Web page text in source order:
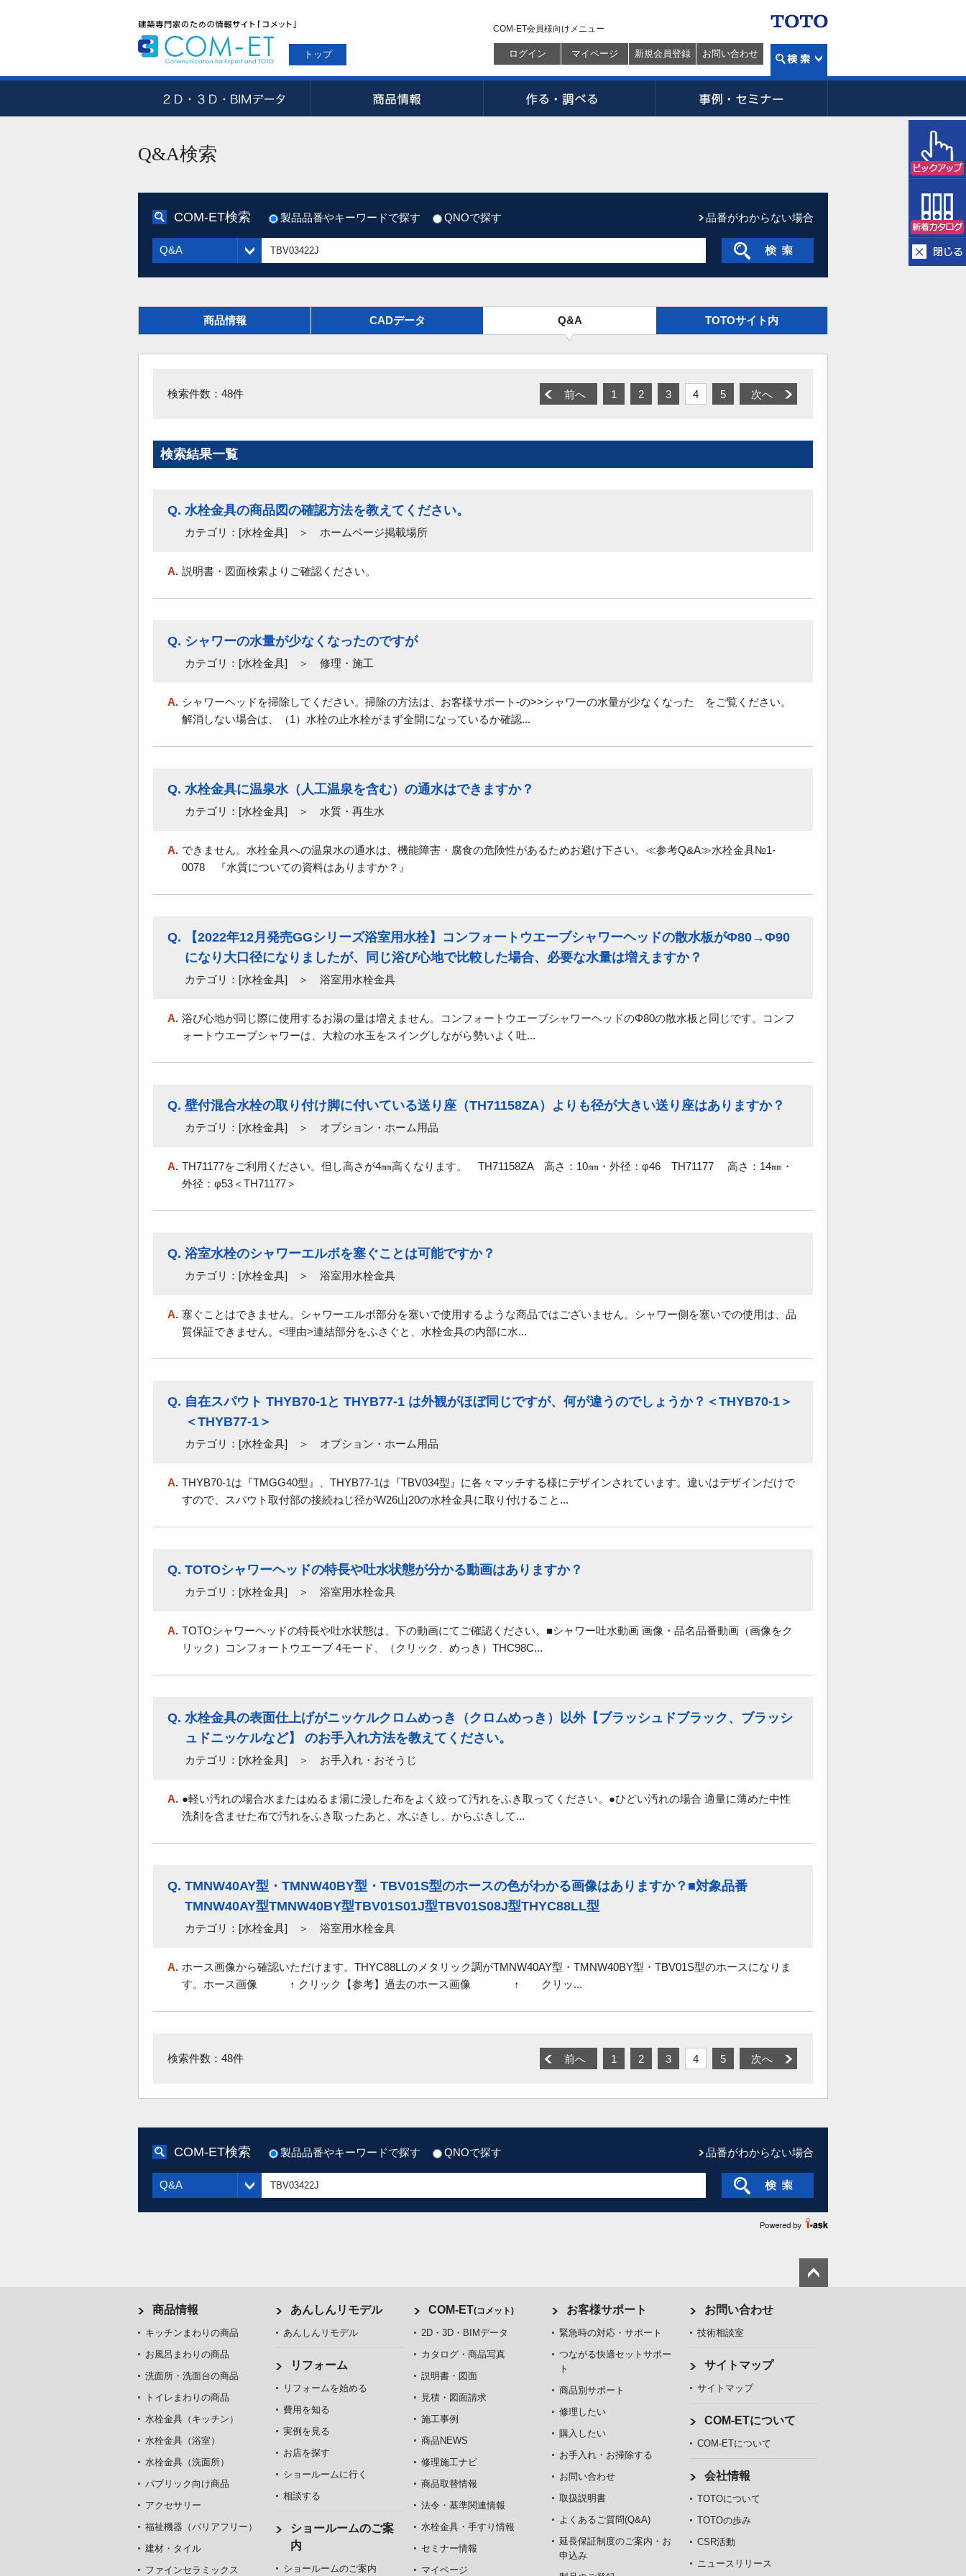
トップ
COM-ET会員様向けメニュー
ログイン マイページ 新規会員登録 お問い合わせ
Q&A検索
COM-ET検索 製品品番やキーワードで探す QNOで探す 品番がわからない場合
Q&A
商品情報 CADデータ Q&A TOTOサイト内
検索件数：48件 前へ 1 2 3 4 5 次へ
検索結果一覧
Q. 水栓金具の商品図の確認方法を教えてください。
カテゴリ：[水栓金具] ＞ ホームページ掲載場所
A. 説明書・図面検索よりご確認ください。
Q. シャワーの水量が少なくなったのですが
カテゴリ：[水栓金具] ＞ 修理・施工
A. シャワーヘッドを掃除してください。掃除の方法は、お客様サポート-の>>シャワーの水量が少なくなった をご覧ください。
解消しない場合は、（1）水栓の止水栓がまず全開になっているか確認...
Q. 水栓金具に温泉水（人工温泉を含む）の通水はできますか？
カテゴリ：[水栓金具] ＞ 水質・再生水
A. できません。水栓金具への温泉水の通水は、機能障害・腐食の危険性があるためお避け下さい。≪参考Q&A≫水栓金具№1-
0078 『水質についての資料はありますか？』
Q.
【2022年12月発売GGシリーズ浴室用水栓】コンフォートウエーブシャワーヘッドの散水板がΦ80→Φ90
になり大口径になりましたが、同じ浴び心地で比較した場合、必要な水量は増えますか？
カテゴリ：[水栓金具] ＞ 浴室用水栓金具
A. 浴び心地が同じ際に使用するお湯の量は増えません。コンフォートウエーブシャワーヘッドのΦ80の散水板と同じです。コンフ
ォートウエーブシャワーは、大粒の水玉をスイングしながら勢いよく吐...
Q. 壁付混合水栓の取り付け脚に付いている送り座（TH71158ZA）よりも径が大きい送り座はありますか？
カテゴリ：[水栓金具] ＞ オプション・ホーム用品
A. TH71177をご利用ください。但し高さが4㎜高くなります。 TH71158ZA 高さ：10㎜・外径：φ46 TH71177 高さ：14㎜・
外径：φ53＜TH71177＞
Q. 浴室水栓のシャワーエルボを塞ぐことは可能ですか？
カテゴリ：[水栓金具] ＞ 浴室用水栓金具
A. 塞ぐことはできません。シャワーエルボ部分を塞いで使用するような商品ではございません。シャワー側を塞いでの使用は、品
質保証できません。<理由>連結部分をふさぐと、水栓金具の内部に水...
Q. 自在スパウト THYB70-1と THYB77-1 は外観がほぼ同じですが、何が違うのでしょうか？＜THYB70-1＞
＜THYB77-1＞
カテゴリ：[水栓金具] ＞ オプション・ホーム用品
A. THYB70-1は『TMGG40型』、THYB77-1は『TBV034型』に各々マッチする様にデザインされています。違いはデザインだけで
すので、スパウト取付部の接続ねじ径がW26山20の水栓金具に取り付けること...
Q. TOTOシャワーヘッドの特長や吐水状態が分かる動画はありますか？
カテゴリ：[水栓金具] ＞ 浴室用水栓金具
A. TOTOシャワーヘッドの特長や吐水状態は、下の動画にてご確認ください。■シャワー吐水動画 画像・品名品番動画（画像をク
リック）コンフォートウエーブ 4モード、（クリック、めっき）THC98C...
Q. 水栓金具の表面仕上げがニッケルクロムめっき（クロムめっき）以外【ブラッシュドブラック、ブラッシ
ュドニッケルなど】 のお手入れ方法を教えてください。
カテゴリ：[水栓金具] ＞ お手入れ・おそうじ
A. ●軽い汚れの場合水またはぬるま湯に浸した布をよく絞って汚れをふき取ってください。●ひどい汚れの場合 適量に薄めた中性
洗剤を含ませた布で汚れをふき取ったあと、水ぶきし、からぶきして...
Q. TMNW40AY型・TMNW40BY型・TBV01S型のホースの色がわかる画像はありますか？■対象品番
TMNW40AY型TMNW40BY型TBV01S01J型TBV01S08J型THYC88LL型
カテゴリ：[水栓金具] ＞ 浴室用水栓金具
A. ホース画像から確認いただけます。THYC88LLのメタリック調がTMNW40AY型・TMNW40BY型・TBV01S型のホースになりま
す。ホース画像 ↑ クリック【参考】過去のホース画像 ↑ クリッ...
検索件数：48件 前へ 1 2 3 4 5 次へ
COM-ET検索 製品品番やキーワードで探す QNOで探す 品番がわからない場合
Q&A
商品情報
キッチンまわりの商品
お風呂まわりの商品
洗面所・洗面台の商品
トイレまわりの商品
水栓金具（キッチン）
水栓金具（浴室）
水栓金具（洗面所）
パブリック向け商品
アクセサリー
福祉機器（バリアフリー）
建材・タイル
ファインセラミックス
あんしんリモデル
あんしんリモデル
リフォーム
リフォームを始める
費用を知る
実例を見る
お店を探す
ショールームに行く
相談する
ショールームのご案
内
ショールームのご案内
COM-ET(コメット)
2D・3D・BIMデータ
カタログ・商品写真
説明書・図面
見積・図面請求
施工事例
商品NEWS
修理施工ナビ
商品取替情報
法令・基準関連情報
水栓金具・手すり情報
セミナー情報
マイページ
お客様サポート
緊急時の対応・サポート
つながる快適セットサポー
ト
商品別サポート
修理したい
購入したい
お手入れ・お掃除する
お問い合わせ
取扱説明書
よくあるご質問(Q&A)
延長保証制度のご案内・お
申込み
お問い合わせ
技術相談室
サイトマップ
サイトマップ
COM-ETについて
COM-ETについて
会社情報
TOTOについて
TOTOの歩み
CSR活動
ニュースリリース